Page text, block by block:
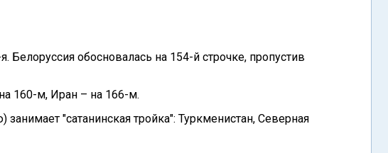
Белоруссия обосновалась на 154-й строчке, пропустив
160-м, Иран – на 166-м.
"сатанинская тройка": Туркменистан, Северная